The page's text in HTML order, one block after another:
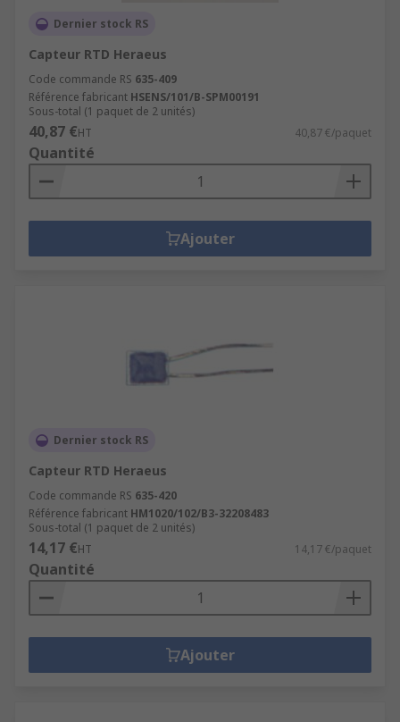
Dernier stock RS
Capteur RTD Heraeus
Code commande RS 635-409
Référence fabricant HSENS/101/B-SPM00191
Sous-total (1 paquet de 2 unités)
40,87 €HT 40,87 €/paquet
Quantité
Ajouter
Dernier stock RS
Capteur RTD Heraeus
Code commande RS 635-420
Référence fabricant HM1020/102/B3-32208483
Sous-total (1 paquet de 2 unités)
14,17 €HT 14,17 €/paquet
Quantité
Ajouter